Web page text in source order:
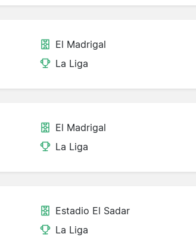
El Madrigal
La Liga
El Madrigal
La Liga
Estadio El Sadar
La Liga